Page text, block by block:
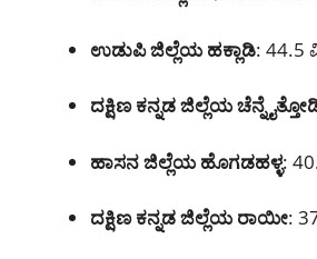
ಉಡುಪಿ ಜಿಲ್ಲೆಯ ಹಕ್ಲಾಡಿ:
ದಕ್ಷಿಣ ಕನ್ನಡ ಜಿಲ್ಲೆಯ
ಹಾಸನ ಜಿಲ್ಲೆಯ ಹೊಗಡಹಳ್ಳ:
ದಕ್ಷಿಣ ಕನ್ನಡ ಜಿಲ್ಲೆಯ ರಾಯೀ: